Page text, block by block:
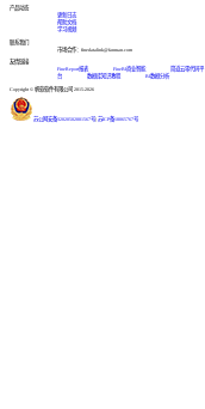
产品动态
更新日志
帮助文档
学习视频
联系我们
市场合作：finedatalink@fanruan.com
友情链接
FineReport报表
FineBI商业智能
简道云零代码平
台
数据库知识教程 BI数据分析
Copyright © 帆软软件有限公司 2015-2026
苏公网安备32020502001567号 苏ICP备18065767号